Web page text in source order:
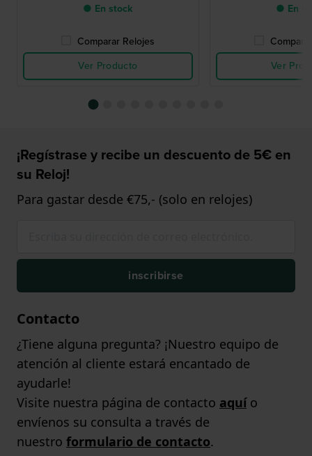
● En stock
Comparar Relojes
Ver Producto
● En
Ver
¡Regístrase y recibe un descuento de 5€ en
su Reloj!
Para gastar desde €75,- (solo en relojes)
inscribirse
Contacto
¿Tiene alguna pregunta? ¡Nuestro equipo de
atención al cliente estará encantado de
ayudarle!
Visite nuestra página de contacto aquío
envíenos su consulta a través de
nuestro formulario de contacto.